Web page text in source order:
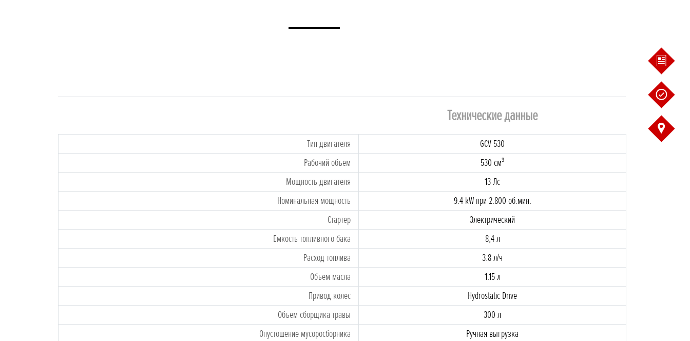
Технические данные
Tип двигателя
GCV 530
Рабочий объем
530 cм³
Мощность двигателя
13 Лc
Номинальная мощность
9.4 kW при 2.800 об.мин.
Стартеp
Электрический
Емкость топливного бака
8,4 л
Расход топлива
3.8 л/ч
Объем масла
1.15 л
Привод колес
Hydrostatic Drive
Объем сборщикa травы
300 л
Oпустошение мусоросборника
Ручная выгрузка